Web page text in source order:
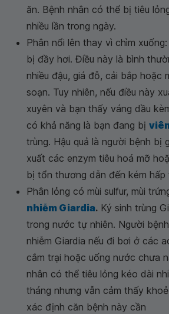
ăn. Bệnh nhân có thể bị tiêu
nhiều lần trong ngày.
Phân nổi lên thay vì chìm
bị đầy hơi. Điều này là bình
nhiều đậu, giá đỗ, cải bắp hoặc
soạn. Tuy nhiên, nếu điều này
xuyên và bạn thấy váng dầu
có khả năng là bạn đang bị
trùng. Hậu quả là người bệnh bị
xuất các enzym tiêu hoá mỡ
bị tổn thương dẫn đến kém hấp
Phân lỏng có mùi sulfur, mùi
nhiễm Giardia. Ký sinh trùng
trong nước tự nhiên. Người
nhiễm Giardia nếu đi bơi ở các
cắm trại hoặc uống nước chưa
nhân có thể tiêu lỏng kéo dài
tháng nhưng vẫn cảm thấy
xác định căn bệnh này cần